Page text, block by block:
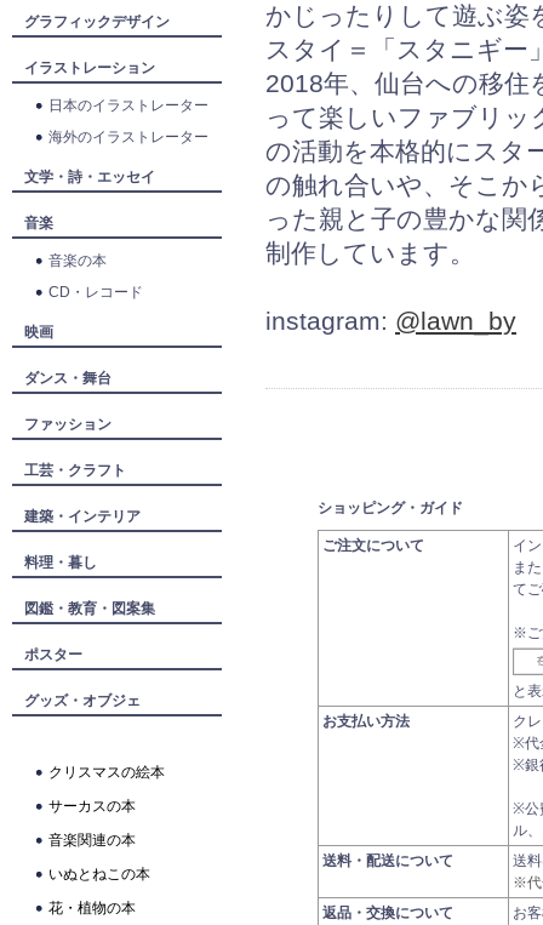
グラフィックデザイン
イラストレーション
日本のイラストレーター
海外のイラストレーター
文学・詩・エッセイ
音楽
音楽の本
CD・レコード
映画
ダンス・舞台
ファッション
工芸・クラフト
建築・インテリア
料理・暮し
図鑑・教育・図案集
ポスター
グッズ・オブジェ
クリスマスの絵本
サーカスの本
音楽関連の本
いぬとねこの本
花・植物の本
かじったりして遊ぶ姿
スタイ＝「スタニギー
2018年、仙台への移
って楽しいファブリッ
の活動を本格的にスタ
の触れ合いや、そこか
った親と子の豊かな関
制作しています。
instagram: @lawn_by
ショッピング・ガイド
ご注文について
イ
ま
て
※ご
と
お支払い方法
ク
※代
※銀
※公
ル
送料・配送について
送
※代
返品・交換について
お